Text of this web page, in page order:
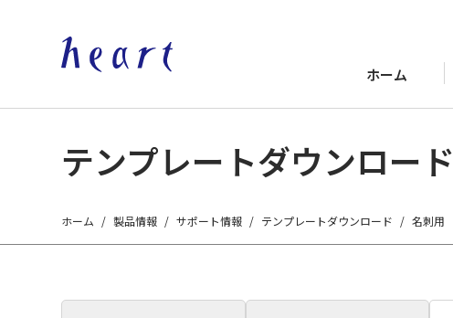
ホーム
テンプレートダウンロード
ホーム 製品情報 サポート情報 テンプレートダウンロード 名刺用